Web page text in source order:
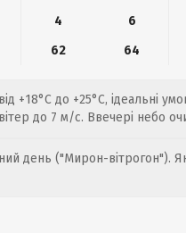
4 6
62 64
+18°C до +25°C, ідеальні
до 7 м/с. Ввечері небо
день ("Мирон-вітрогон").